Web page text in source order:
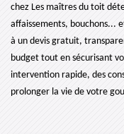
chez Les maîtres du toit
affaissements, bouchons...
à un devis gratuit,
budget tout en sécurisant
intervention rapide, des
prolonger la vie de votre